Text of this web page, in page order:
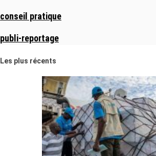
conseil pratique
publi-reportage
Les plus récents